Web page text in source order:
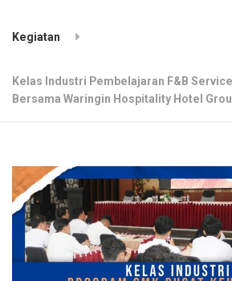
Kegiatan
Kelas Industri Pembelajaran F&B
Bersama Waringin Hospitality Hotel